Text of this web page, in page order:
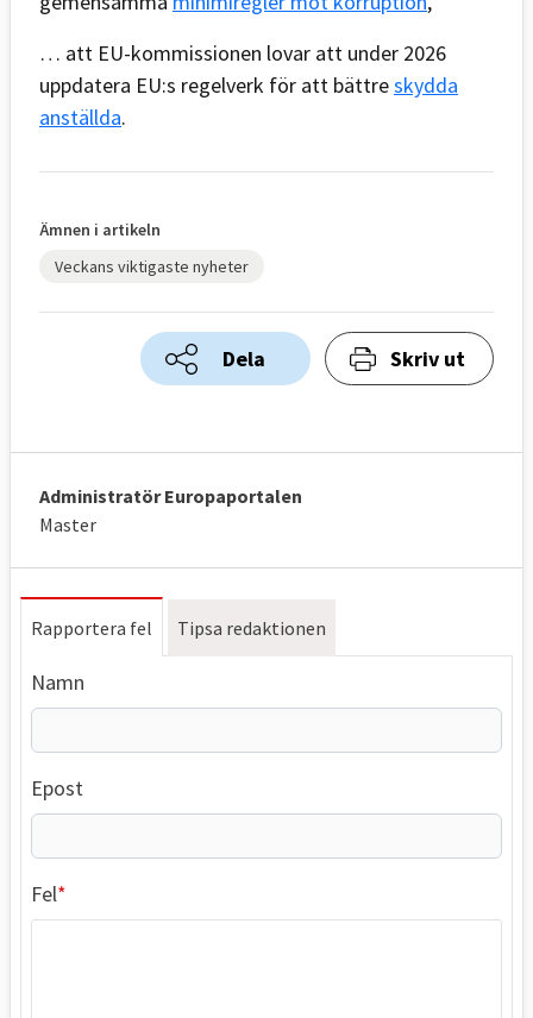
… att EU-kommissionen lovar att under 2026
uppdatera EU:s regelverk för att bättreskydda
anställda.
Ämnen i artikeln
Veckans viktigaste nyheter
Dela Skriv ut
Administratör Europaportalen
Master
Rapportera fel Tipsa redaktionen
Namn
Epost
Fel